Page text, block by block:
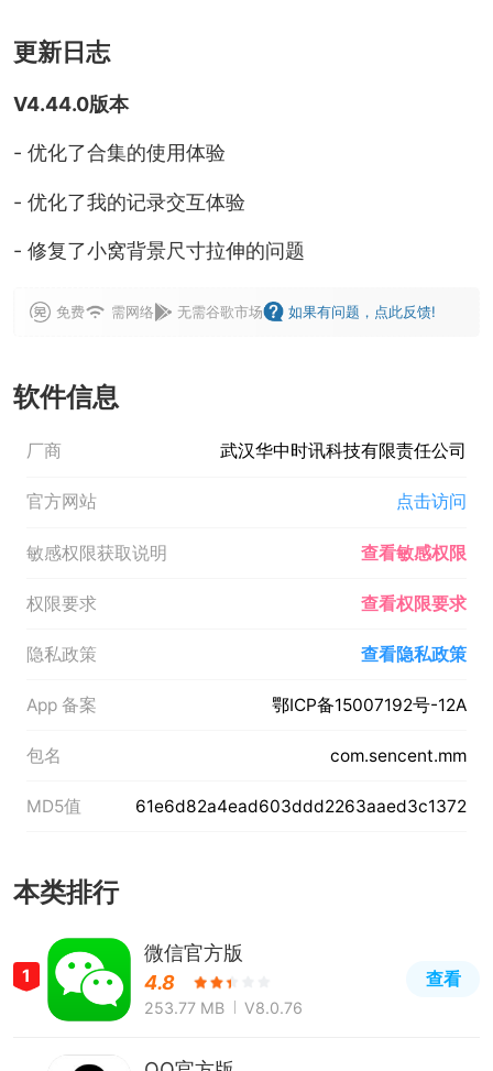
更新日志
V4.44.0版本
- 优化了合集的使用体验
- 优化了我的记录交互体验
- 修复了小窝背景尺寸拉伸的问题
免费 需网络 无需谷歌市场 如果有问题，点此反馈!
软件信息
厂商 武汉华中时讯科技有限责任公司
官方网站 点击访问
敏感权限获取说明 查看敏感权限
权限要求 查看权限要求
隐私政策 查看隐私政策
App 备案 鄂ICP备15007192号-12A
包名 com.sencent.mm
MD5值 61e6d82a4ead603ddd2263aaed3c1372
本类排行
1
微信官方版
4.8
253.77 MB V8.0.76
查看